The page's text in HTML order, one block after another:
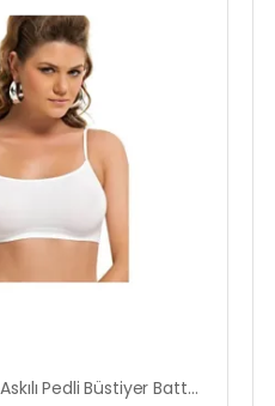
Bambu İp Askılı Pedli Büstiyer Battal Beden 708-B